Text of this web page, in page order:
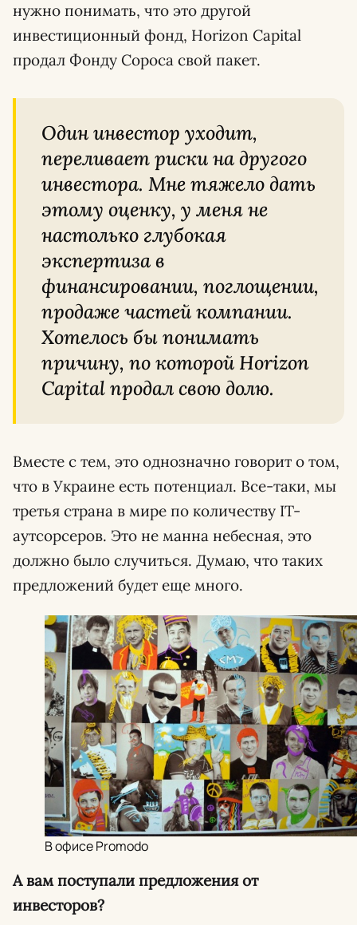
нужно понимать, что это другой
инвестиционный фонд, Horizon Capital
продал Фонду Сороса свой пакет.
Один инвестор уходит,
переливает риски на другого
инвестора. Мне тяжело дать
этому оценку, у меня не
настолько глубокая
экспертиза в
финансировании, поглощении,
продаже частей компании.
Хотелось бы понимать
причину, по которой Horizon
Capital продал свою долю.
Вместе с тем, это однозначно говорит о том,
что в Украине есть потенциал. Все-таки, мы
третья страна в мире по количеству IT-
аутсорсеров. Это не манна небесная, это
должно было случиться. Думаю, что таких
предложений будет еще много.
В офисе Promodo
А вам поступали предложения от
инвесторов?